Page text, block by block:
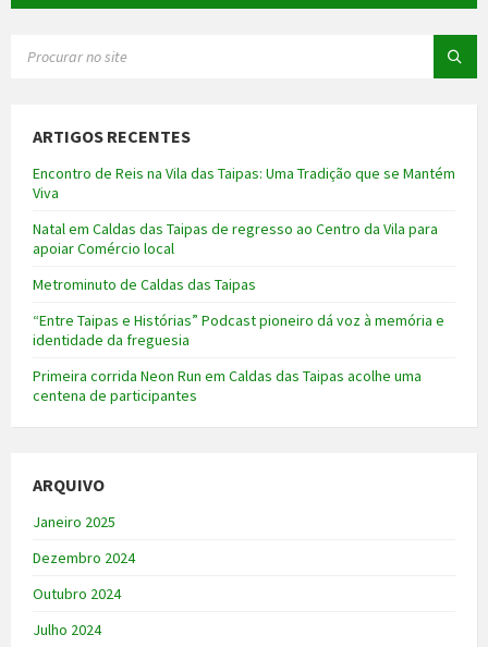
ARTIGOS RECENTES
Encontro de Reis na Vila das Taipas: Uma Tradição que se Mantém
Viva
Natal em Caldas das Taipas de regresso ao Centro da Vila para
apoiar Comércio local
Metrominuto de Caldas das Taipas
“Entre Taipas e Histórias” Podcast pioneiro dá voz à memória e
identidade da freguesia
Primeira corrida Neon Run em Caldas das Taipas acolhe uma
centena de participantes
ARQUIVO
Janeiro 2025
Dezembro 2024
Outubro 2024
Julho 2024